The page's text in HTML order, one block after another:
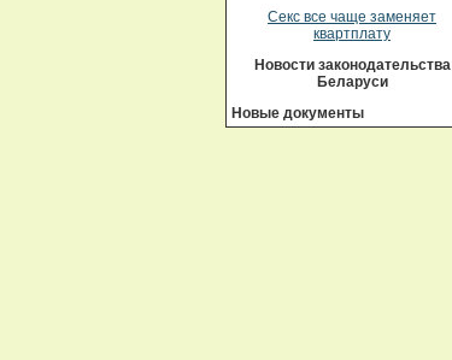
Секс все чаще заменяет
квартплату
Новости законодательства
Беларуси
Новые документы